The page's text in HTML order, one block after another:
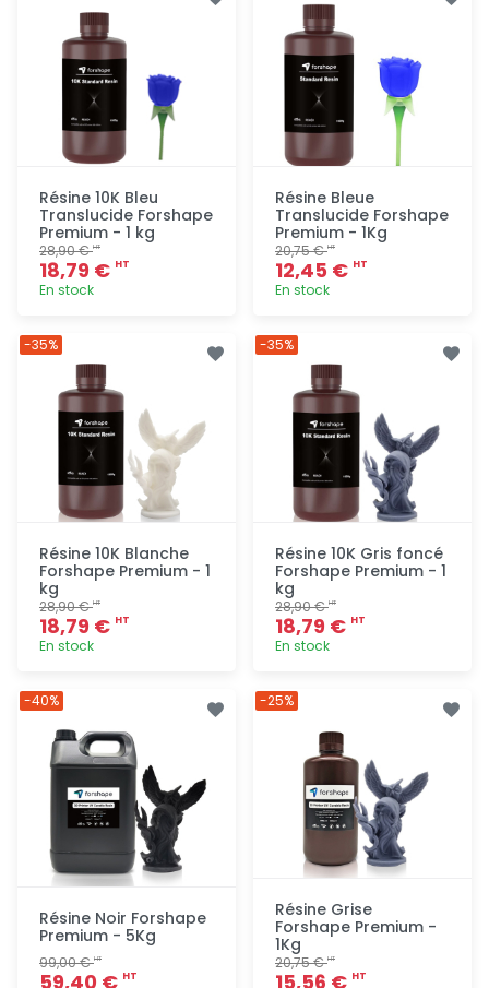
Résine 10K Bleu
Translucide Forshape
Premium - 1 kg
28,90 €HT
18,79 € HT
En stock
Résine Bleue
Translucide Forshape
Premium - 1Kg
20,75 €HT
12,45 € HT
En stock
Résine 10K Blanche
Forshape Premium - 1
kg
28,90 €HT
18,79 € HT
En stock
-35%
Résine 10K Gris foncé
Forshape Premium - 1
kg
28,90 €HT
18,79 € HT
En stock
-35%
Résine Noir Forshape
Premium - 5Kg
99,00 €HT
59,40 € HT
-40%
Résine Grise
Forshape Premium -
1Kg
20,75 €HT
15,56 € HT
-25%